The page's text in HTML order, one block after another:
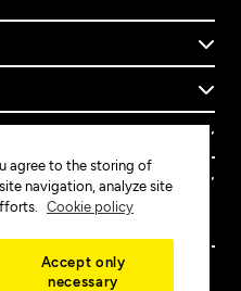
agree to the storing of
navigation, analyze site
Cookie policy
Accept only
necessary